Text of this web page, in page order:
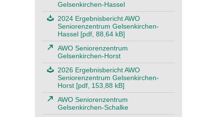
Gelsenkirchen-Hassel
2024 Ergebnisbericht AWO
Seniorenzentrum Gelsenkirchen-
Hassel [pdf, 88,64 kB]
AWO Seniorenzentrum
Gelsenkirchen-Horst
2026 Ergebnisbericht AWO
Seniorenzentrum Gelsenkirchen-
Horst [pdf, 153,88 kB]
AWO Seniorenzentrum
Gelsenkirchen-Schalke